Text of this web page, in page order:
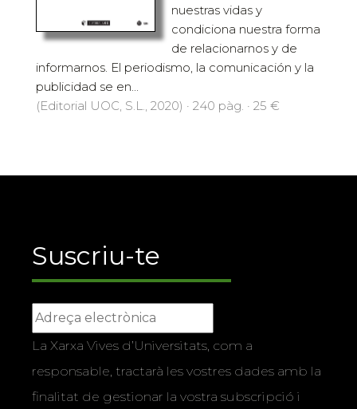
nuestras vidas y
condiciona nuestra forma
de relacionarnos y de
informarnos. El periodismo, la comunicación y la
publicidad se en...
(Editorial UOC, S.L., 2020) · 240 pàg. · 25 €
Suscriu-te
La Xarxa Vives d’Universitats, com a
responsable, tractarà les vostres dades amb la
finalitat de gestionar la vostra subscripció i